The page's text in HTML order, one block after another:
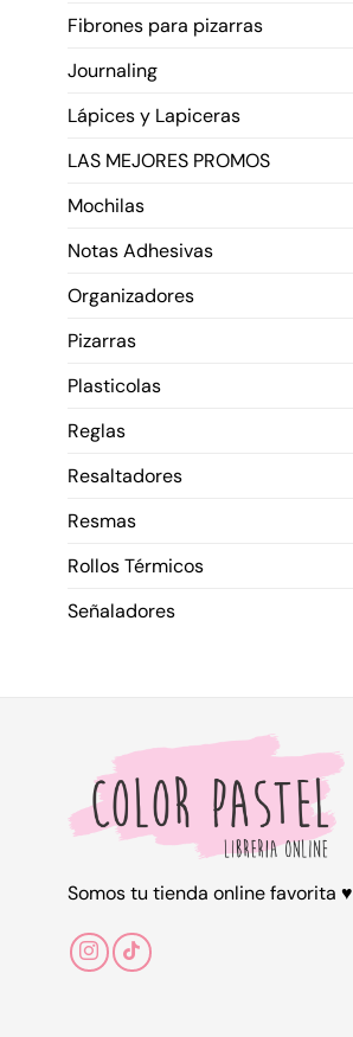
Fibrones para pizarras
Journaling
Lápices y Lapiceras
LAS MEJORES PROMOS
Mochilas
Notas Adhesivas
Organizadores
Pizarras
Plasticolas
Reglas
Resaltadores
Resmas
Rollos Térmicos
Señaladores
Somos tu tienda online favorita ♥